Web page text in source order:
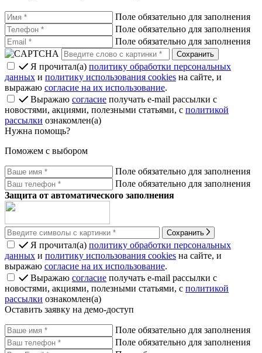
Поле обязательно для заполнения
Поле обязательно для заполнения
Поле обязательно для заполнения
Я прочитал(а) политику обработки персональных
данных и политику использования cookies на сайте, и
выражаю согласие на их использование.
Выражаю согласие получать e-mail рассылки с
новостями, акциями, полезными статьями, с политикой
рассылки ознакомлен(а)
Нужна помощь?
Поможем с выбором
Поле обязательно для заполнения
Поле обязательно для заполнения
Защита от автоматического заполнения
Сохранить
Я прочитал(а) политику обработки персональных
данных и политику использования cookies на сайте, и
выражаю согласие на их использование.
Выражаю согласие получать e-mail рассылки с
новостями, акциями, полезными статьями, с политикой
рассылки ознакомлен(а)
Оставить заявку на демо-доступ
Поле обязательно для заполнения
Поле обязательно для заполнения